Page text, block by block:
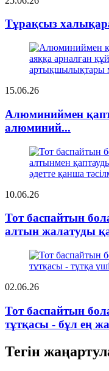
Тұрақсыз
15.06.26
Алюминиймен
алюминий...
10.06.26
Тот баспайтын
алтын жалатуды
02.06.26
Тот баспайтын
тұтқасы - бұл ең
Тегін